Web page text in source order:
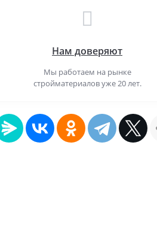
Нам доверяют
Мы работаем на рынке
стройматериалов уже 20 лет.